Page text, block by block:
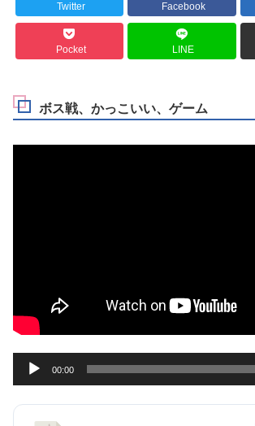
Twitter Facebook
Pocket LINE
ボス戦、かっこいい、ゲーム
声
プ
00:00